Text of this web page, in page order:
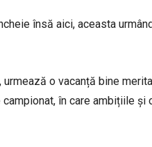
însă aici, aceasta
o vacanță bine
în care ambițiile și